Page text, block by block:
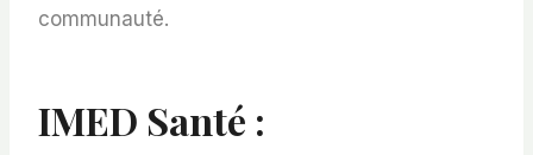
communauté.
IMED Santé :